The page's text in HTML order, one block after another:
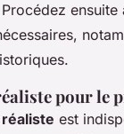
ensuite
pour le
est